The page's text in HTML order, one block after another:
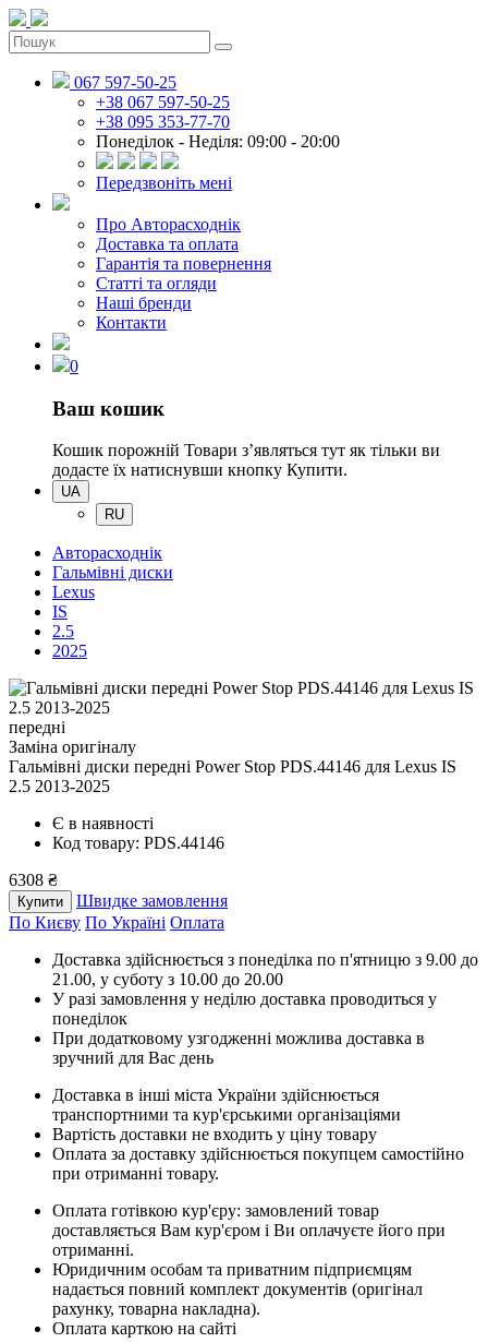
067 597-50-25
+38 067 597-50-25
+38 095 353-77-70
Понеділок - Неділя: 09:00 - 20:00
Передзвоніть мені
Про Авторасходнік
Доставка та оплата
Гарантія та повернення
Статті та огляди
Наші бренди
Контакти
0
Ваш кошик
Кошик порожній Товари зʼявляться тут як тільки ви
додасте їх натиснувши кнопку Купити.
UA
RU
Авторасходнік
Гальмівні диски
Lexus
IS
2.5
2025
передні
Заміна оригіналу
Гальмівні диски передні Power Stop PDS.44146 для Lexus IS
2.5 2013-2025
Є в наявності
Код товару: PDS.44146
6308 ₴
Купити
Швидке замовлення
По Києву По Україні Оплата
Доставка здійснюється з понеділка по п'ятницю з 9.00 до
21.00, у суботу з 10.00 до 20.00
У разі замовлення у неділю доставка проводиться у
понеділок
При додатковому узгодженні можлива доставка в
зручний для Вас день
Доставка в інші міста України здійснюється
транспортними та кур'єрськими організаціями
Вартість доставки не входить у ціну товару
Оплата за доставку здійснюється покупцем самостійно
при отриманні товару.
Оплата готівкою кур'єру: замовлений товар
доставляється Вам кур'єром і Ви оплачуєте його при
отриманні.
Юридичним особам та приватним підприємцям
надається повний комплект документів (оригінал
рахунку, товарна накладна).
Оплата карткою на сайті